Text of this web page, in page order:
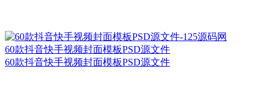
60款抖音快手视频封面模板PSD源文件
60款抖音快手视频封面模板PSD源文件